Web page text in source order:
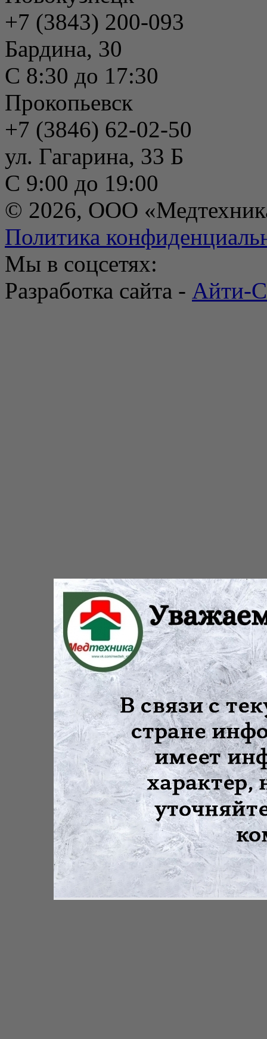
+7 (3843) 200-093
Бардина, 30
С 8:30 до 17:30
Прокопьевск
+7 (3846) 62-02-50
ул. Гагарина, 33 Б
С 9:00 до 19:00
© 2026, ООО
Политика
Мы в соцсетях:
Разработка сайта - Айти-